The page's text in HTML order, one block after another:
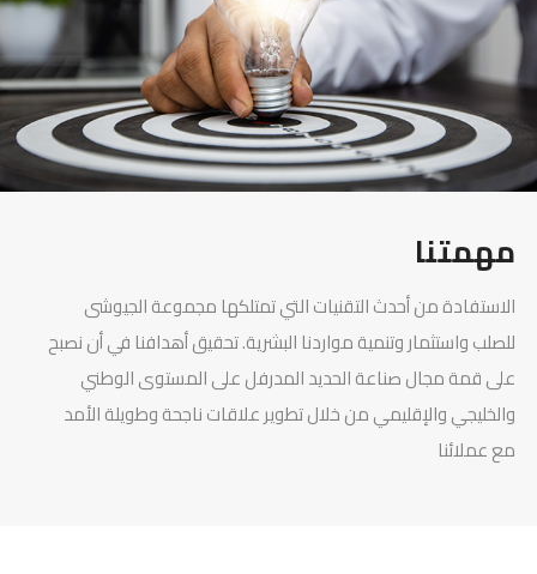
مهمتنا
الاستفادة من أحدث التقنيات التي تمتلكها مجموعة الجيوشى
للصلب واستثمار وتنمية مواردنا البشرية. تحقيق أهدافنا في أن نصبح
على قمة مجال صناعة الحديد المدرفل على المستوى الوطني
والخليجي والإقليمي من خلال تطوير علاقات ناجحة وطويلة الأمد
مع عملائنا